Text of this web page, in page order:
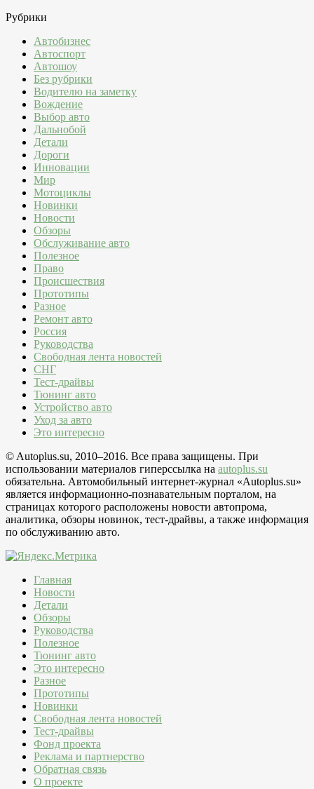
Рубрики
Автобизнес
Автоспорт
Автошоу
Без рубрики
Водителю на заметку
Вождение
Выбор авто
Дальнобой
Детали
Дороги
Инновации
Мир
Мотоциклы
Новинки
Новости
Обзоры
Обслуживание авто
Полезное
Право
Происшествия
Прототипы
Разное
Ремонт авто
Россия
Руководства
Свободная лента новостей
СНГ
Тест-драйвы
Тюнинг авто
Устройство авто
Уход за авто
Это интересно
© Autoplus.su, 2010–2016. Все права защищены. При
использовании материалов гиперссылка на autoplus.su
обязательна. Автомобильный интернет-журнал «Autoplus.su»
является информационно-познавательным порталом, на
страницах которого расположены новости автопрома,
аналитика, обзоры новинок, тест-драйвы, а также информация
по обслуживанию авто.
Главная
Новости
Детали
Обзоры
Руководства
Полезное
Тюнинг авто
Это интересно
Разное
Прототипы
Новинки
Свободная лента новостей
Тест-драйвы
Фонд проекта
Реклама и партнерство
Обратная связь
О проекте